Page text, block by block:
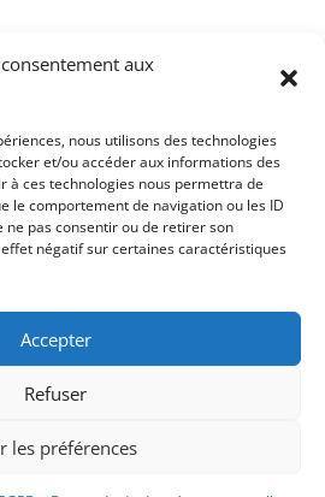
aux
nous utilisons des technologies
et/ou accéder aux informations des
à ces technologies nous permettra de
le comportement de navigation ou les ID
ne pas consentir ou de retirer son
négatif sur certaines caractéristiques
Accepter
Refuser
les préférences
–Mentions légales–INCI
–Actualités
PUROBIO COSMETICS
FRANCE : ALMABIO DISTRIBUTION
L’Almanarre – 83400 HYERES